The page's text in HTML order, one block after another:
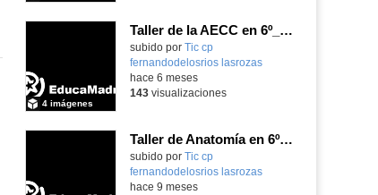
Taller de la AECC en 6º_CEIP FDLR_Las Rozas
Contenido educativo.
subido por Tic cp
fernandodelosrios lasrozas
4 imágenes
-
hace 6 meses
143visualizaciones
Taller de Anatomía en 6º_CEIP FDLR_Las Rozas
Contenido educativo.
subido por Tic cp
fernandodelosrios lasrozas-
hace 9 meses